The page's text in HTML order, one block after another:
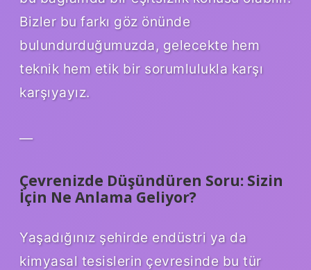
Bizler bu farkı göz önünde
bulundurduğumuzda, gelecekte hem
teknik hem etik bir sorumlulukla karşı
karşıyayız.
—
Çevrenizde Düşündüren Soru: Sizin
İçin Ne Anlama Geliyor?
Yaşadığınız şehirde endüstri ya da
kimyasal tesislerin çevresinde bu tür